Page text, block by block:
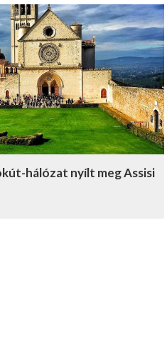
hálózat nyílt meg Assisi